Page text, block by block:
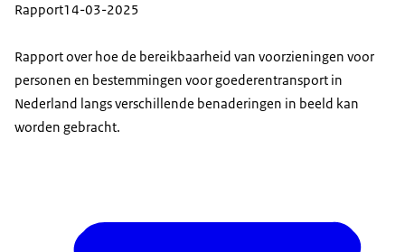
Rapport14-03-2025
Rapport over hoe de bereikbaarheid van voorzieningen voor
personen en bestemmingen voor goederentransport in
Nederland langs verschillende benaderingen in beeld kan
worden gebracht.